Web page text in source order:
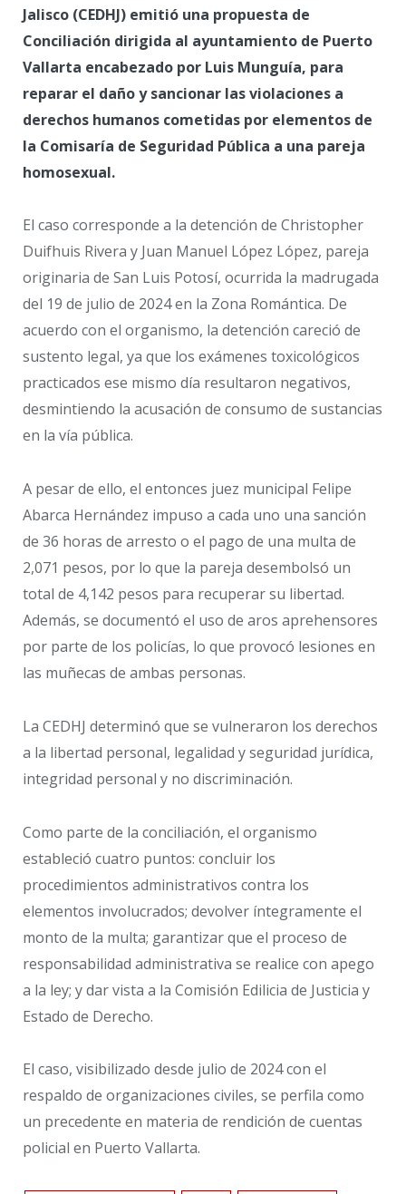
Jalisco (CEDHJ) emitió una propuesta de
Conciliación dirigida al ayuntamiento de Puerto
Vallarta encabezado por Luis Munguía, para
reparar el daño y sancionar las violaciones a
derechos humanos cometidas por elementos de
la Comisaría de Seguridad Pública a una pareja
homosexual.
El caso corresponde a la detención de Christopher
Duifhuis Rivera y Juan Manuel López López, pareja
originaria de San Luis Potosí, ocurrida la madrugada
del 19 de julio de 2024 en la Zona Romántica. De
acuerdo con el organismo, la detención careció de
sustento legal, ya que los exámenes toxicológicos
practicados ese mismo día resultaron negativos,
desmintiendo la acusación de consumo de sustancias
en la vía pública.
A pesar de ello, el entonces juez municipal Felipe
Abarca Hernández impuso a cada uno una sanción
de 36 horas de arresto o el pago de una multa de
2,071 pesos, por lo que la pareja desembolsó un
total de 4,142 pesos para recuperar su libertad.
Además, se documentó el uso de aros aprehensores
por parte de los policías, lo que provocó lesiones en
las muñecas de ambas personas.
La CEDHJ determinó que se vulneraron los derechos
a la libertad personal, legalidad y seguridad jurídica,
integridad personal y no discriminación.
Como parte de la conciliación, el organismo
estableció cuatro puntos: concluir los
procedimientos administrativos contra los
elementos involucrados; devolver íntegramente el
monto de la multa; garantizar que el proceso de
responsabilidad administrativa se realice con apego
a la ley; y dar vista a la Comisión Edilicia de Justicia y
Estado de Derecho.
El caso, visibilizado desde julio de 2024 con el
respaldo de organizaciones civiles, se perfila como
un precedente en materia de rendición de cuentas
policial en Puerto Vallarta.